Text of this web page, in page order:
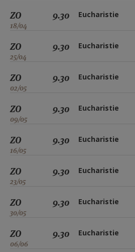
ZO
18/04
9.30 Eucharistie
ZO
25/04
9.30 Eucharistie
ZO
02/05
9.30 Eucharistie
ZO
09/05
9.30 Eucharistie
ZO
16/05
9.30 Eucharistie
ZO
23/05
9.30 Eucharistie
ZO
30/05
9.30 Eucharistie
ZO
06/06
9.30 Eucharistie